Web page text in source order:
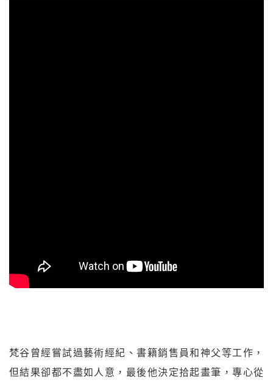
梵谷曾經嘗試過藝術經紀、書籍銷售員和神父等工作，
但結果卻都不盡如人意，最後他決定拾起畫筆，專心從